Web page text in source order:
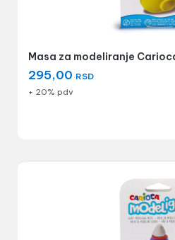
Masa za modeliranje
295,00 RSD
+ 20% pdv